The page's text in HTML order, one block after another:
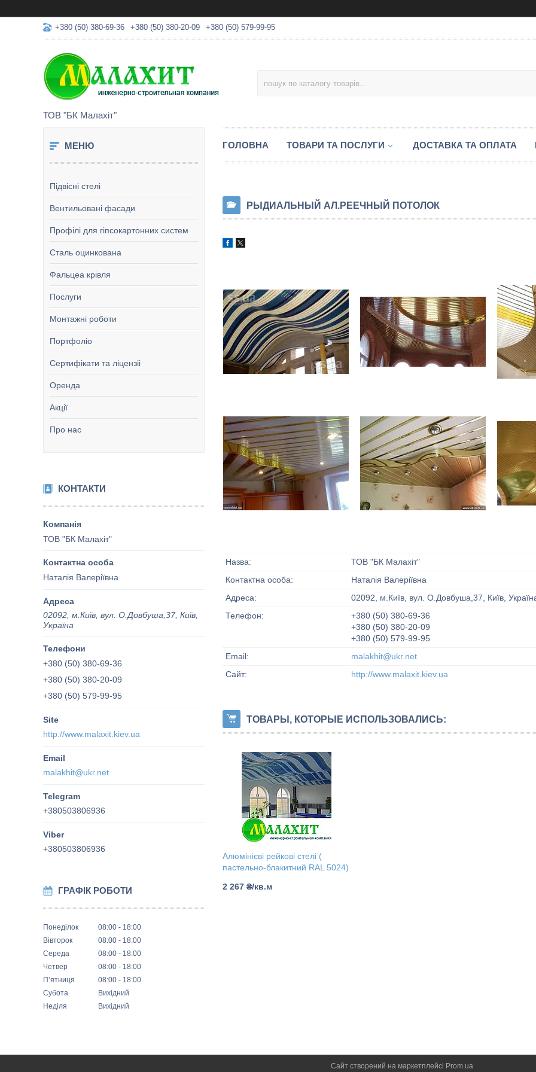
+380 (50) 380-69-36 +380 (50) 380-20-09 +380 (50) 579-99-95
ТОВ "БК Малахіт"
Підвісні стелі
Вентильовані фасади
Профілі для гіпсокартонних систем
Сталь оцинкована
Фальцеа крівля
Послуги
Монтажні роботи
Портфоліо
Сертифікати та ліцензіі
Оренда
Акції
Про нас
КОНТАКТИ
ТОВ "БК Малахіт"
Наталія Валеріївна
02092, м.Київ, вул. О.Довбуша,37, Київ,
Україна
+380 (50) 380-69-36
+380 (50) 380-20-09
+380 (50) 579-99-95
http://www.malaxit.kiev.ua
malakhit@ukr.net
+380503806936
+380503806936
ГРАФІК РОБОТИ
Понеділок 08:00
18:00
Вівторок
08:00
18:00
Середа
08:00
18:00
Четвер
08:00
18:00
Пʼятниця
08:00
18:00
Субота
Вихідний
Неділя
Вихідний
ГОЛОВНА ТОВАРИ ТА ПОСЛУГИ ДОСТАВКА ТА ОПЛАТА
РЫДИАЛЬНЫЙ АЛ.РЕЕЧНЫЙ ПОТОЛОК
ТОВ "БК Малахіт"
Наталія Валеріївна
02092, м.Київ, вул. О.Довбуша,37, Київ,
+380 (50) 380-69-36
+380 (50) 380-20-09
+380 (50) 579-99-95
malakhit@ukr.net
http://www.malaxit.kiev.ua
Алюмінієві рейкові стелі (
пастельно-блакитний RAL 5024)
2 267 ₴/кв.м
Сайт створений на маркетплейсі Prom.ua